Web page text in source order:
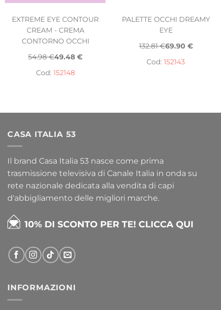
EXTREME EYE CONTOUR
CREAM - CREMA
CONTORNO OCCHI
54.98 €49.48 €
Cod: 152148
PALETTE OCCHI DREAMY
EYE
132.81 €69.90 €
Cod: 152143
CASA ITALIA 53
Il brand Casa Italia 53 nasce come prima
trasmissione televisiva di Canale Italia in onda su
rete nazionale dedicata alla vendita di capi
d'abbigliamento delle migliori marche.
INFORMAZIONI